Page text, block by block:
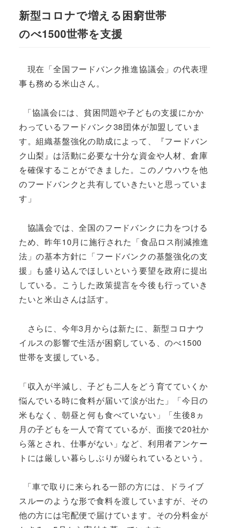
新型コロナで増える困窮世帯
のべ1500世帯を支援
現在「全国フードバンク推進協議会」の代表理
事も務める米山さん。
「協議会には、貧困問題や子どもの支援にかか
わっているフードバンク38団体が加盟していま
す。組織基盤強化の助成によって、『フードバン
ク山梨』は活動に必要な十分な資金や人材、倉庫
を確保することができました。このノウハウを他
のフードバンクと共有していきたいと思っていま
す」
協議会では、全国のフードバンクに力をつける
ため、昨年10月に施行された「食品ロス削減推進
法」の基本方針に「フードバンクの基盤強化の支
援」も盛り込んでほしいという要望を政府に提出
している。こうした政策提言を今後も行っていき
たいと米山さんは話す。
さらに、今年3月からは新たに、新型コロナウ
イルスの影響で生活が困窮している、のべ1500
世帯を支援している。
「収入が半減し、子ども二人をどう育てていくか
悩んでいる時に食料が届いて涙が出た」「今日の
米もなく、朝昼と何も食べていない」「生後8ヵ
月の子どもを一人で育てているが、面接で20社か
ら落とされ、仕事がない」など、利用者アンケー
トには厳しい暮らしぶりが綴られているという。
「車で取りに来られる一部の方には、ドライブ
スルーのような形で食料を渡していますが、その
他の方には宅配便で届けています。その分料金が